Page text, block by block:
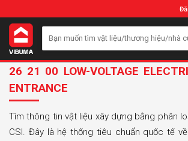
26 21 00 LOW-VOLTAGE
ENTRANCE
Tìm thông tin vật liệu xây dựng bằng phân
CSI. Đây là hệ thống tiêu chuẩn quốc tế